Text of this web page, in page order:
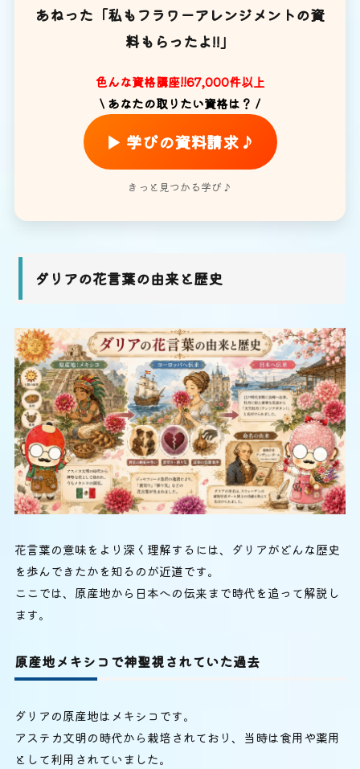
あねった「私もフラワーアレンジメントの資
料もらったよ!!」
色んな資格講座!!67,000件以上
\ あなたの取りたい資格は？ /
▶ 学びの資料請求♪
きっと見つかる学び♪
ダリアの花言葉の由来と歴史
花言葉の意味をより深く理解するには、ダリアがどんな歴史
を歩んできたかを知るのが近道です。
ここでは、原産地から日本への伝来まで時代を追って解説し
ます。
原産地メキシコで神聖視されていた過去
ダリアの原産地はメキシコです。
アステカ文明の時代から栽培されており、当時は食用や薬用
として利用されていました。